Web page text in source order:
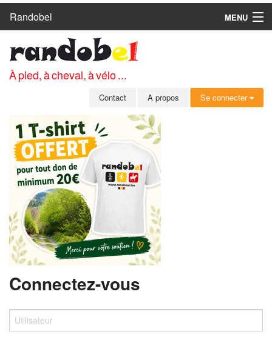
Randobel
MENU
CIRCUITS
CLUBS
MEMBRES
SE CONNECTER
INSCRIPTION GRATUITE
MOT DE PASSE OUBLIÉ
À pied, à cheval, à vélo ...
Contact A propos Se connecter
Connectez-vous